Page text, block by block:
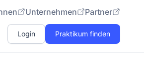
Unternehmen Partner
Login Praktikum finden